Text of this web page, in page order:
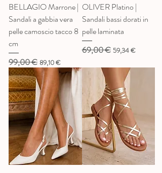
BELLAGIO Marrone |
Sandali a gabbia vera
pelle camoscio tacco 8
cm
Prezzo regolare
99,00 € Prezzo scontato
89,10 €
OLIVER Platino |
Sandali bassi dorati in
pelle laminata
Prezzo regolare
69,00 € Prezzo scontato
59,34 €